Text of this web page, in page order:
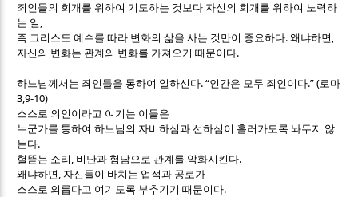
죄인들의 회개를 위하여 기도하는 것보다 자신의 회개를 위하여 노력하
는 일 ,
즉 그리스도 예수를 따라 변화의 삶을 사는 것만이 중요하다.왜냐하면 ,
자신의 변화는 관계의 변화를 가져오기 때문이다.
하느님께서는 죄인들을 통하여 일하신다. “인간은 모두 죄인이다.” (로마
3,9-10)
스스로 의인이라고 여기는 이들은
누군가를 통하여 하느님의 자비하심과 선하심이 흘러가도록 놔두지 않
는다.
헐뜯는 소리 , 비난과 험담으로 관계를 악화시킨다.
왜냐하면 ,자신들이 바치는 업적과 공로가
스스로 의롭다고 여기도록 부추기기 때문이다.